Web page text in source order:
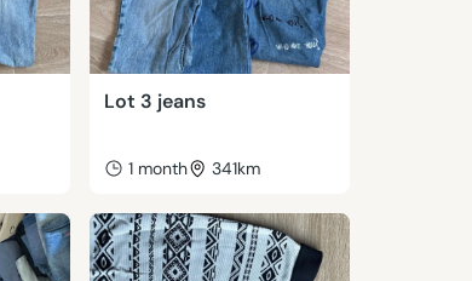
Lot 3 jeans
1 month 341km